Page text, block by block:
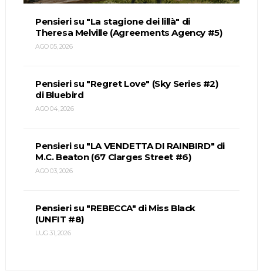
Pensieri su "La stagione dei lillà" di
Theresa Melville (Agreements Agency #5)
AGO 05, 2026
Pensieri su "Regret Love" (Sky Series #2)
di Bluebird
AGO 04, 2026
Pensieri su "LA VENDETTA DI RAINBIRD" di
M.C. Beaton (67 Clarges Street #6)
AGO 03, 2026
Pensieri su "REBECCA" di Miss Black
(UNFIT #8)
LUG 31, 2026